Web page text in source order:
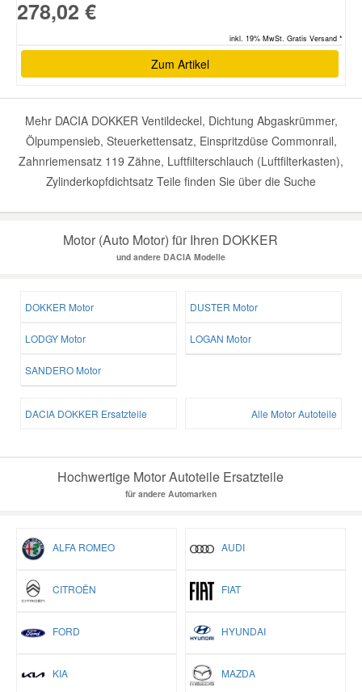
278,02 €
inkl. 19% MwSt. Gratis Versand *
Zum Artikel
Mehr DACIA DOKKER Ventildeckel, Dichtung Abgaskrümmer,
Ölpumpensieb, Steuerkettensatz, Einspritzdüse Commonrail,
Zahnriemensatz 119 Zähne, Luftfilterschlauch (Luftfilterkasten),
Zylinderkopfdichtsatz Teile finden Sie über die Suche
Motor (Auto Motor) für Ihren DOKKER
und andere DACIA Modelle
DOKKER Motor DUSTER Motor
LODGY Motor LOGAN Motor
SANDERO Motor
DACIA DOKKER Ersatzteile Alle Motor Autoteile
Hochwertige Motor Autoteile Ersatzteile
für andere Automarken
ALFA ROMEO AUDI
CITROËN FIAT
FORD HYUNDAI
KIA MAZDA